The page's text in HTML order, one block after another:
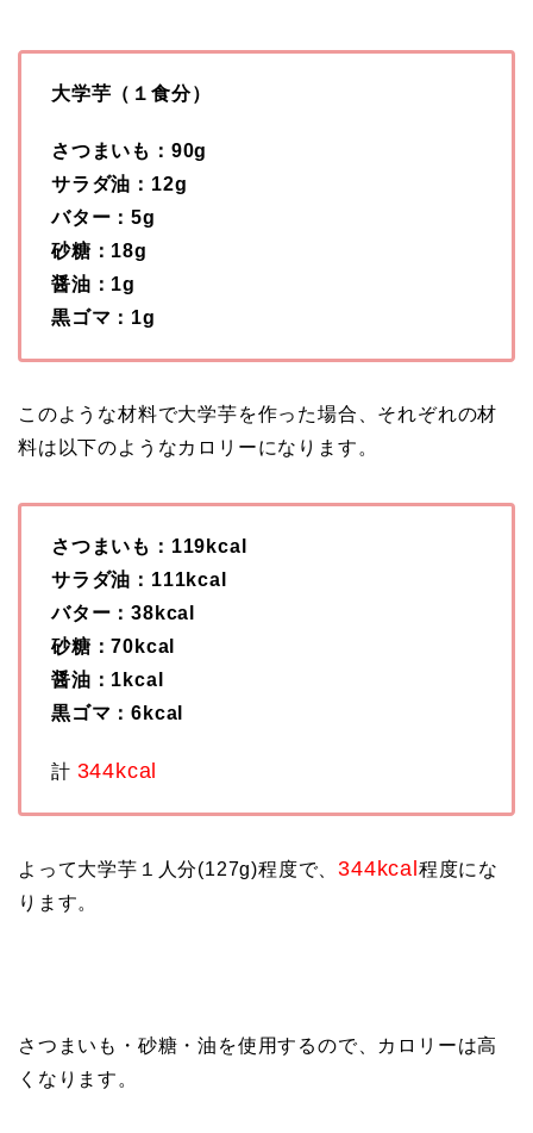
大学芋（１食分）
さつまいも：90g
サラダ油：12g
バター：5g
砂糖：18g
醤油：1g
黒ゴマ：1g
このような材料で大学芋を作った場合、それぞれの材
料は以下のようなカロリーになります。
さつまいも：119kcal
サラダ油：111kcal
バター：38kcal
砂糖：70kcal
醤油：1kcal
黒ゴマ：6kcal
計 344kcal
よって大学芋１人分(127g)程度で、 344kcal 程度にな
ります。
さつまいも・砂糖・油を使用するので、カロリーは高
くなります。